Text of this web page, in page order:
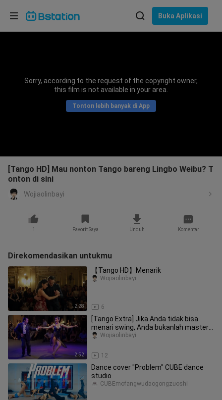
Buka Aplikasi
Sorry, according to the request of the copyright owner,
this film is not available in your area.
Tonton lebih banyak di App
[Tango HD] Mau nonton Tango bareng Lingbo Weibu? T
onton di sini
Wojiaolinbayi
1 Favorit Saya Unduh Komentar
Direkomendasikan untukmu
2:28
【Tango HD】Menarik
6
Wojiaolinbayi
2:52
[Tango Extra] Jika Anda tidak bisa
menari swing, Anda bukanlah master
tango yang baik
12
Wojiaolinbayi
Dance cover "Problem" CUBE dance
studio
CUBEmofangwudaogongzuoshi
Pilih bahasa
Bahasa Indonesia